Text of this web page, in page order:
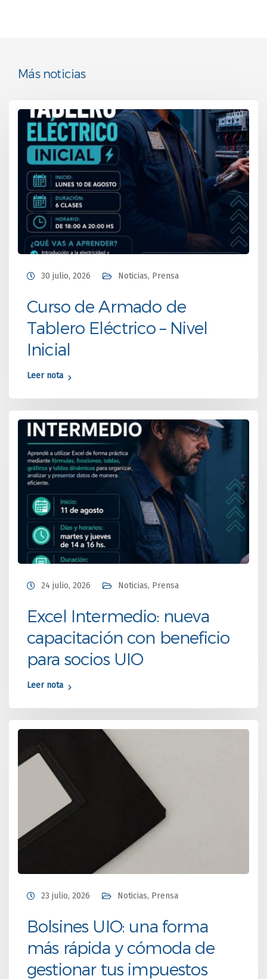
Más noticias
30 julio, 2026 Noticias, Prensa
Curso de Armado de
Tablero Eléctrico – Nivel
Inicial
Leer nota
24 julio, 2026 Noticias, Prensa
Excel Intermedio: nueva
capacitación con beneficio
para socios UIO
Leer nota
23 julio, 2026 Noticias, Prensa
Bolsines UIO: una forma
más rápida y cómoda de
gestionar tus impuestos